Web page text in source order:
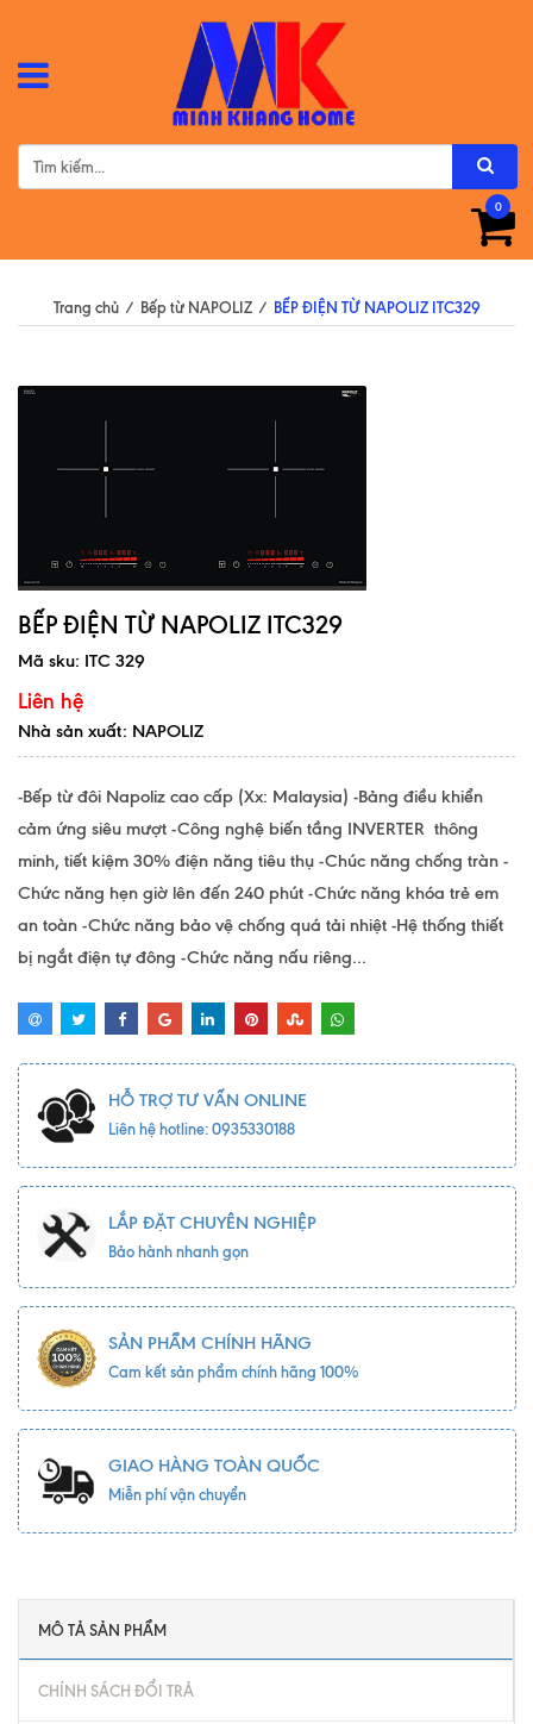
0
Trang chủ / Bếp từ NAPOLIZ / BẾP ĐIỆN TỪ NAPOLIZ ITC329
BẾP ĐIỆN TỪ NAPOLIZ ITC329
Mã sku: ITC 329
Liên hệ
Nhà sản xuất: NAPOLIZ
-Bếp từ đôi Napoliz cao cấp (Xx: Malaysia) -Bảng điều khiển
cảm ứng siêu mượt -Công nghệ biến tầng INVERTER thông
minh, tiết kiệm 30% điện năng tiêu thụ -Chúc năng chống tràn -
Chức năng hẹn giờ lên đến 240 phút -Chức năng khóa trẻ em
an toàn -Chức năng bảo vệ chống quá tải nhiệt -Hệ thống thiết
bị ngắt điện tự đông -Chức năng nấu riêng...
HỖ TRỢ TƯ VẤN ONLINE
Liên hệ hotline: 0935330188
LẮP ĐẶT CHUYÊN NGHIỆP
Bảo hành nhanh gọn
SẢN PHẨM CHÍNH HÃNG
Cam kết sản phẩm chính hãng 100%
GIAO HÀNG TOÀN QUỐC
Miễn phí vận chuyển
MÔ TẢ SẢN PHẨM
CHÍNH SÁCH ĐỔI TRẢ